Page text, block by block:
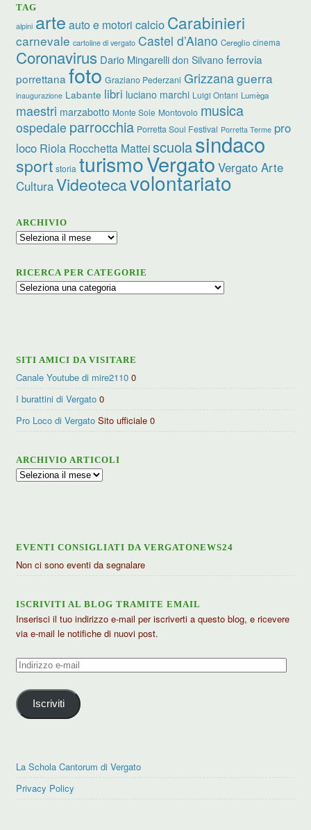
TAG
alpini arte auto e motori calcio Carabinieri
carnevale cartoline di vergato Castel d’Aiano Cereglio cinema
Coronavirus Dario Mingarelli don Silvano ferrovia
porrettana foto Graziano Pederzani Grizzanaguerra
inaugurazione Labante libri luciano marchi Luigi Ontani Lumèga
maestri marzabotto Monte Sole Montovolo musica
ospedale parrocchia Porretta Soul Festival Porretta Terme pro
loco Riola Rocchetta Matteiscuolasindaco
sport storia turismoVergato Vergato Arte
CulturaVideotecavolontariato
ARCHIVIO
Archivio
RICERCA PER CATEGORIE
Ricerca
SITI AMICI DA VISITARE
Canale Youtube di mire2110 0
I burattini di Vergato 0
Pro Loco di Vergato Sito ufficiale 0
ARCHIVIO ARTICOLI
Archivio
EVENTI CONSIGLIATI DA VERGATONEWS24
Non ci sono eventi da segnalare
ISCRIVITI AL BLOG TRAMITE EMAIL
Inserisci il tuo indirizzo e-mail per iscriverti a questo blog, e ricevere
via e-mail le notifiche di nuovi post.
Indirizzo
mail
Iscriviti
La Schola Cantorum di Vergato
Privacy Policy